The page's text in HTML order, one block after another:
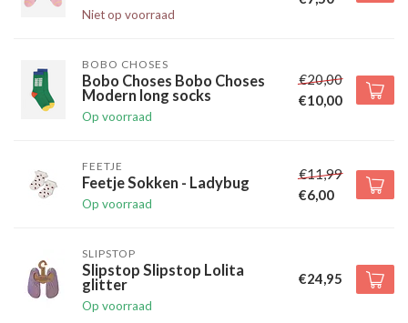
Niet op voorraad
BOBO CHOSES
Bobo Choses Bobo Choses
Modern long socks
Op voorraad
€20,00
€10,00
FEETJE
Feetje Sokken - Ladybug
Op voorraad
€11,99
€6,00
SLIPSTOP
Slipstop Slipstop Lolita
glitter
Op voorraad
€24,95